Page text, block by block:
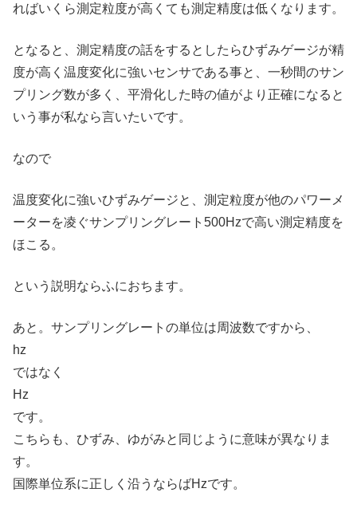
ればいくら測定粒度が高くても測定精度は低くなります。
となると、測定精度の話をするとしたらひずみゲージが精
度が高く温度変化に強いセンサである事と、一秒間のサン
プリング数が多く、平滑化した時の値がより正確になると
いう事が私なら言いたいです。
なので
温度変化に強いひずみゲージと、測定粒度が他のパワーメ
ーターを凌ぐサンプリングレート500Hzで高い測定精度を
ほこる。
という説明ならふにおちます。
あと。サンプリングレートの単位は周波数ですから、
hz
ではなく
Hz
です。
こちらも、ひずみ、ゆがみと同じように意味が異なりま
す。
国際単位系に正しく沿うならばHzです。